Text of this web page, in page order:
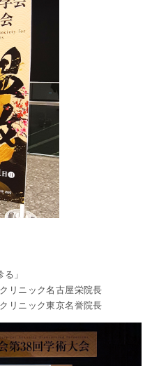
」
リニック名古屋栄院長
リニック東京名誉院長